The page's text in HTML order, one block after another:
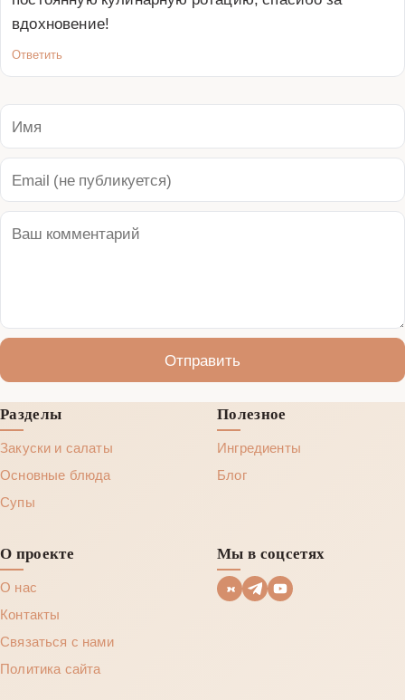
вдохновение!
Ответить
Отправить
Разделы
Закуски и салаты
Основные блюда
Супы
Полезное
Ингредиенты
Блог
О проекте
О нас
Контакты
Связаться с нами
Политика сайта
Мы в соцсетях